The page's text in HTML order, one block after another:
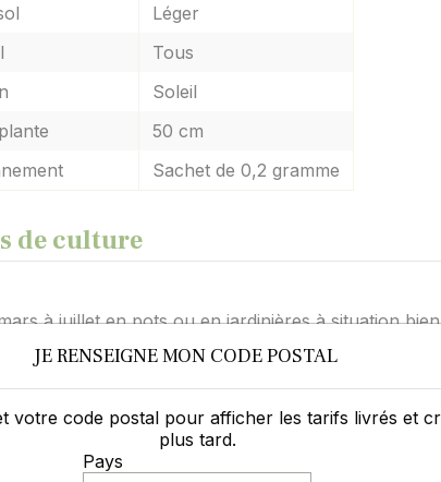
Léger
Tous
Soleil
50 cm
Sachet de 0,2 gramme
de culture
à juillet en pots ou en jardinières à situation
cultiver la menthe poivrée directement dans
replantez les plantes les plus vigoureuses
de plantes
JE RENSEIGNE MON CODE POSTAL
votre code postal pour afficher les tarifs livrés et
plus tard.
Pays